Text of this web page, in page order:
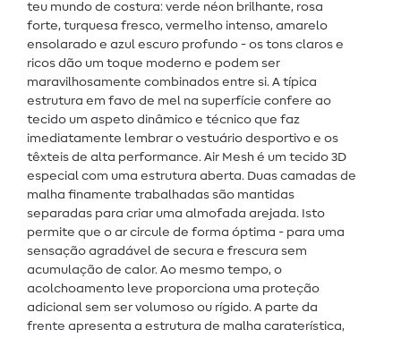
teu mundo de costura: verde néon brilhante, rosa
forte, turquesa fresco, vermelho intenso, amarelo
ensolarado e azul escuro profundo - os tons claros e
ricos dão um toque moderno e podem ser
maravilhosamente combinados entre si. A típica
estrutura em favo de mel na superfície confere ao
tecido um aspeto dinâmico e técnico que faz
imediatamente lembrar o vestuário desportivo e os
têxteis de alta performance. Air Mesh é um tecido 3D
especial com uma estrutura aberta. Duas camadas de
malha finamente trabalhadas são mantidas
separadas para criar uma almofada arejada. Isto
permite que o ar circule de forma óptima - para uma
sensação agradável de secura e frescura sem
acumulação de calor. Ao mesmo tempo, o
acolchoamento leve proporciona uma proteção
adicional sem ser volumoso ou rígido. A parte da
frente apresenta a estrutura de malha caraterística,